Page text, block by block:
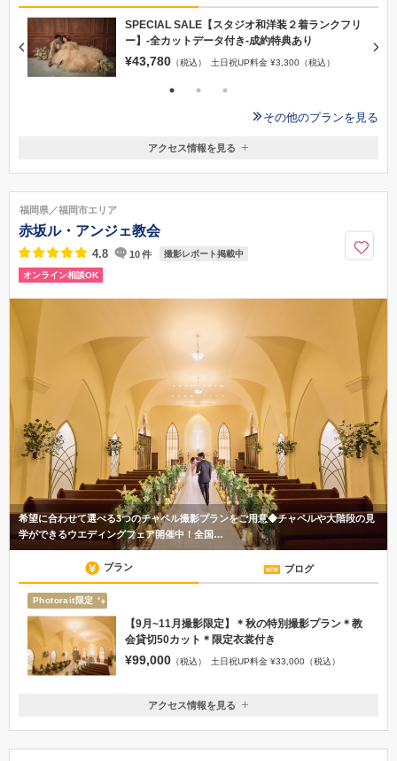
SPECIAL SALE【スタジオ和洋装２着ランクフリ
ー】-全カットデータ付き-成約特典あり
¥43,780 （税込） 土日祝UP料金 ¥3,300（税込）
その他のプランを見る
福岡県福岡県福岡市早良区飯倉5-15-36
り：徒歩15分 七隈駅（２番出口）より：徒歩20分 野芥駅（２番出口）よ
り：徒歩22分
092-836-6183
アクセス情報を見る
福岡県／福岡市エリア
赤坂ル・アンジェ教会
4.8 10件 撮影レポート掲載中
オンライン相談OK
希望に合わせて選べる3つのチャペル撮影プランをご用意◆チャペルや大階段の見
学ができるウエディングフェア開催中！全国…
プラン ブログ
Photorait限定
【9月~11月撮影限定】＊秋の特別撮影プラン＊教
会貸切50カット＊限定衣裳付き
¥99,000 （税込） 土日祝UP料金 ¥33,000（税込）
福岡県福岡市中央区大手門1－1－5
アクセス情報を見る